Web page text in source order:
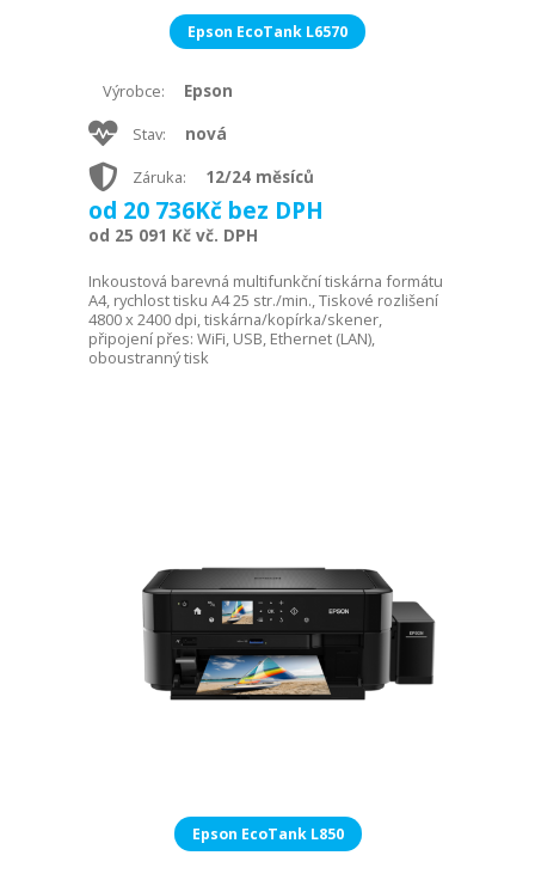
Epson EcoTank L6570
Výrobce: Epson
Stav: nová
Záruka: 12/24 měsíců
od 20 736Kč bez DPH
od 25 091 Kč vč. DPH
Inkoustová barevná multifunkční tiskárna formátu
A4, rychlost tisku A4 25 str./min., Tiskové rozlišení
4800 x 2400 dpi, tiskárna/kopírka/skener,
připojení přes: WiFi, USB, Ethernet (LAN),
oboustranný tisk
Epson EcoTank L850